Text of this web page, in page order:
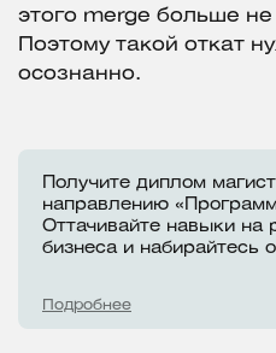
этого merge больше
Поэтому такой откат
осознанно.
Получите диплом
направлению
Оттачивайте навыки на
бизнеса и набирайтесь
Подробнее